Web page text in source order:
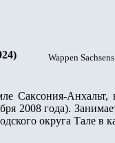
Wappen
Саксония-Анхальт,
2008 года).
округа Тале в